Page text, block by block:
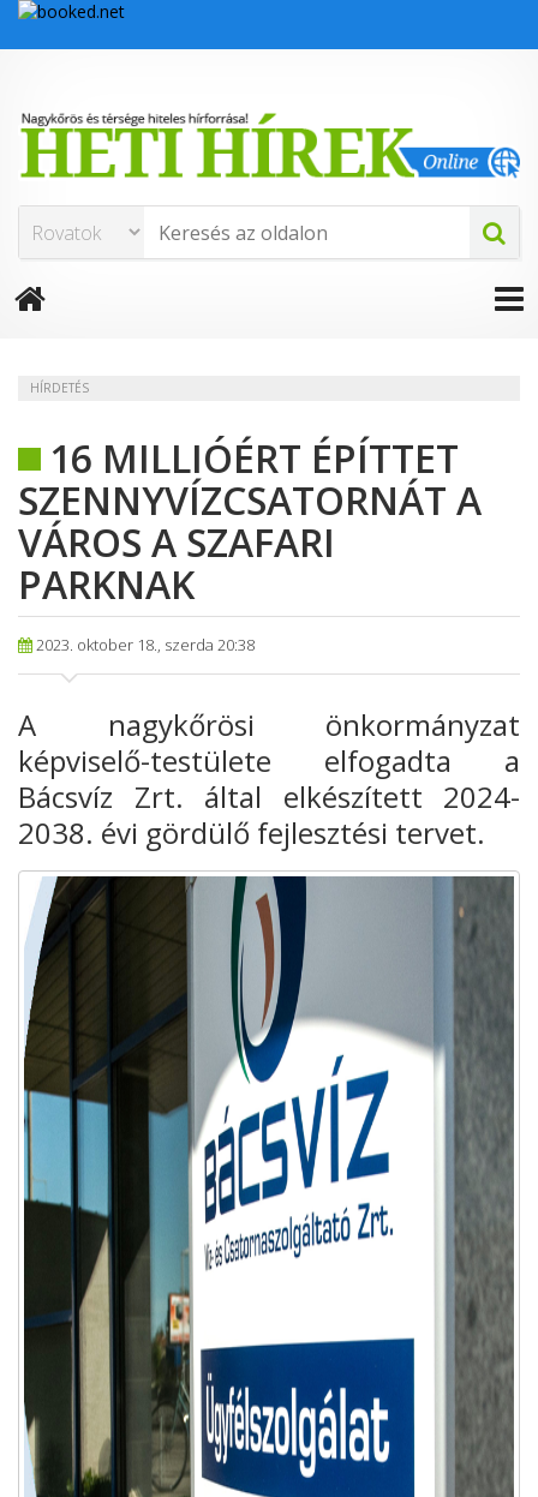
HÍRDETÉS
16 MILLIÓÉRT ÉPÍTTET
SZENNYVÍZCSATORNÁT A
VÁROS A SZAFARI
PARKNAK
2023. oktober 18., szerda 20:38
A nagykőrösi önkormányzat
képviselő-testülete elfogadta a
Bácsvíz Zrt. által elkészített 2024-
2038. évi gördülő fejlesztési tervet.